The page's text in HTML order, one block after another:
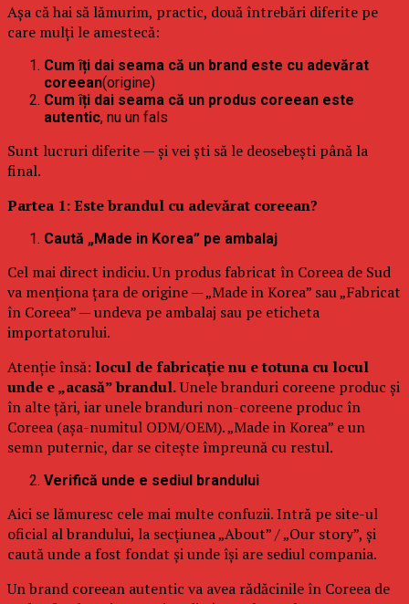
Așa că hai să lămurim, practic, două întrebări diferite pe
care mulți le amestecă:
Cum îți dai seama că un brand este cu adevărat
coreean(origine)
Cum îți dai seama că un produs coreean este
autentic, nu un fals
Sunt lucruri diferite — și vei ști să le deosebești până la
final.
Partea 1: Este brandul cu adevărat coreean?
Caută „Made in Korea” pe ambalaj
Cel mai direct indiciu. Un produs fabricat în Coreea de Sud
va menționa țara de origine — „Made in Korea” sau „Fabricat
în Coreea” — undeva pe ambalaj sau pe eticheta
importatorului.
Atenție însă: locul de fabricație nu e totuna cu locul
unde e „acasă” brandul.Unele branduri coreene produc și
în alte țări, iar unele branduri non-coreene produc în
Coreea (așa-numitul ODM/OEM). „Made in Korea” e un
semn puternic, dar se citește împreună cu restul.
Verifică unde e sediul brandului
Aici se lămuresc cele mai multe confuzii. Intră pe site-ul
oficial al brandului, la secțiunea „About” / „Our story”, și
caută unde a fost fondat și unde își are sediul compania.
Un brand coreean autentic va avea rădăcinile în Coreea de